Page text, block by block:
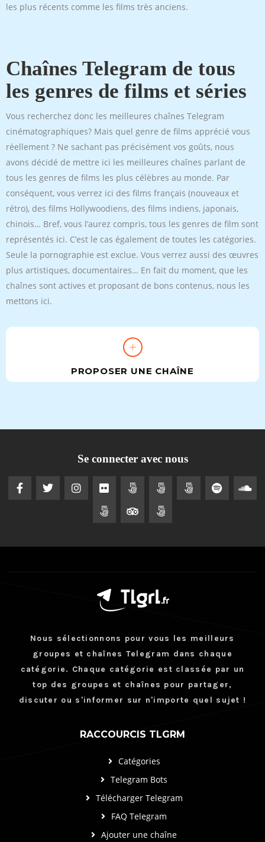
les plus récents comme les films très anciens.
Chaînes Telegram de tous
les genres de films et séries
Vous recherchez donc les meilleures chaînes Telegram
cinématographiques? Mais quel genre de films apprécié vous
réellement ? Ne sachant pas précisément vos goûts, nous
avons décidé de mettre ici les meilleures chaînes parlant de
tous les genres de films les plus célèbres au monde. Par
conséquent, vous verrez ici des films français (nouveaux et
rétro), des films Hollywoodiens, des films indiens, japonais,
chinois… Bref, vous l’aurez compris, tous les genres de film sont
représentés ici. C’est le cas également de toutes les catégories.
Seule la pornographie est exclue. Vous verrez aussi des œuvres
plus artistiques, documentaires… En fait du moment, que les
chaînes sont actives et proposant de bons contenus, nous les
mettons ici.
PROPOSER UNE CHAÎNE
Se connecter avec nous
Nous sélectionnons pour vous les meilleurs
groupes et chaînes Telegram dans chaque
catégorie. Chaque catégorie est classée par un
top des groupes et chaînes pour partager,
discuter ou s'informer sur n'importe quel sujet !
RACCOURCIS TLGRM
Catégories
Telegram Bots
Télécharger Telegram
FAQ Telegram
Ajouter une chaîne